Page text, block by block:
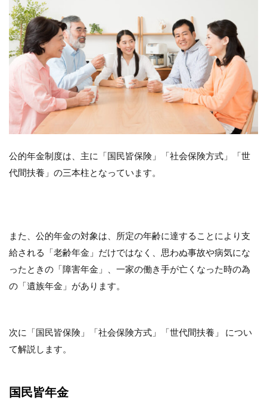
国民
皆年
金
1.2
社会
保険
方式
1.3
世代
間扶
2
「年
GPIF
に運
用さ
れて
が
も
ら
年
金
公的年金制度は、主に「国民皆保険」「社会保険方式」「世
代間扶養」の三本柱となっています。
また、公的年金の対象は、所定の年齢に達することにより支
給される「老齢年金」だけではなく、思わぬ事故や病気にな
ったときの「障害年金」、一家の働き手が亡くなった時の為
の「遺族年金」があります。
次に「国民皆保険」「社会保険方式」「世代間扶養」 につい
て解説します。
国民皆年金